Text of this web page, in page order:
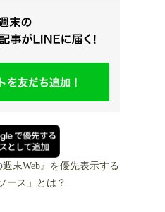
末Web』を優先表示する
ース」とは？